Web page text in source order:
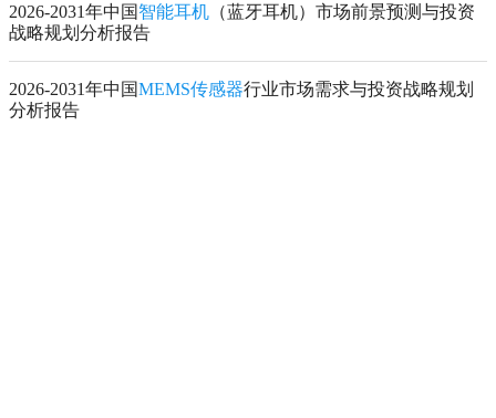
2026-2031年中国 智能耳机 （蓝牙耳机）市场前景预测与投资
战略规划分析报告
2026-2031年中国MEMS传感器行业市场需求与投资战略规划
分析报告